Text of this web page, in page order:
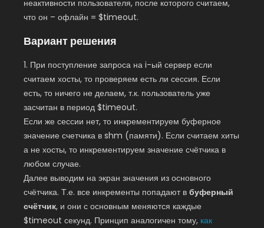
неактивности пользователя, после которого считаем,
что он – офлайн = $timeout.
Вариант решения
1. При поступление запроса на i-ый сервер если
считаем хосты, то проверяем есть ли сессия. Если
есть, то ничего не делаем, т.к. пользователь уже
засчитан в период $timeout.
Если же сессии нет, то инкрементируем буферное
значение счетчика в shm (памяти). Если считаем хиты
а не хосты, то инкрементируем значение счётчика в
любом случае.
Далее выводим на экран значения из основного
счётчика. Т.е. все инкременты попадают в буферный
счётчик, и они с основным меняются каждые
$timeout секунд. Принцип аналогичен тому, как